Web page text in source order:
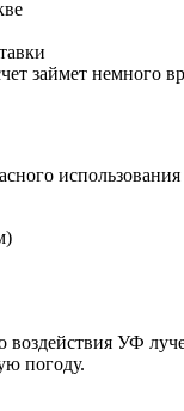
займет немного
воздействия УФ
погоду.